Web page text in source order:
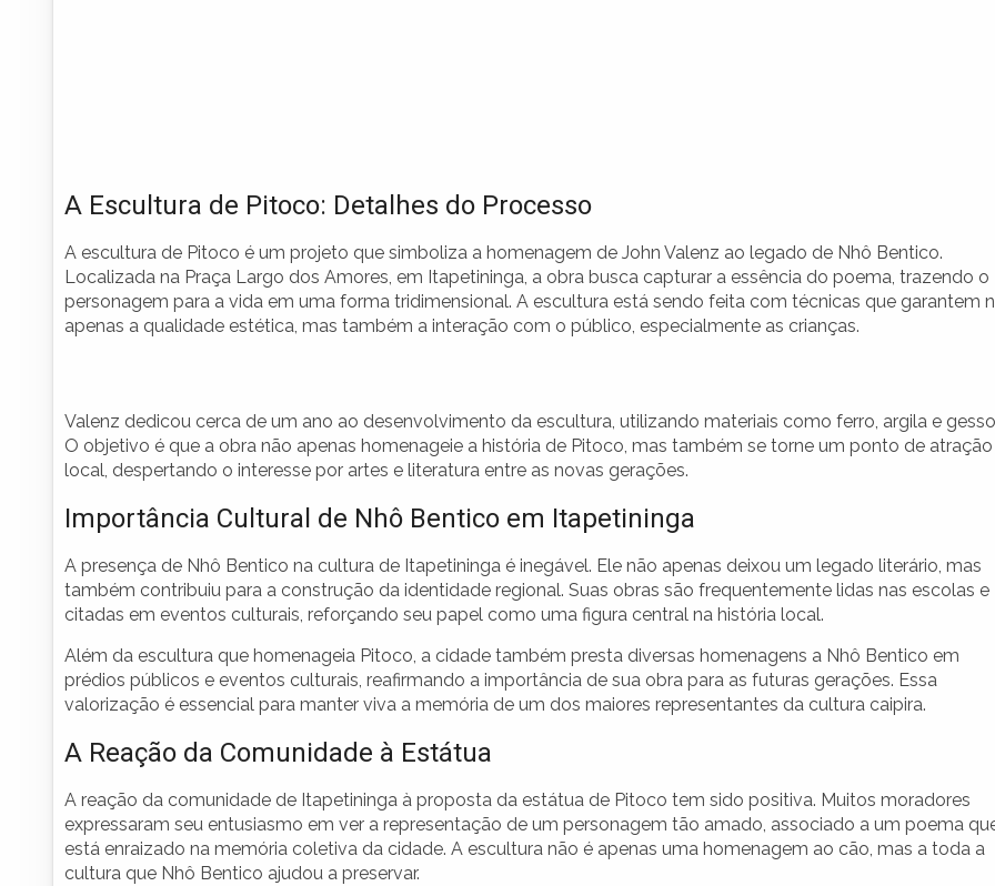
A Escultura de Pitoco: Detalhes do Processo
A escultura de Pitoco é um projeto que simboliza a homenagem de John Valenz ao legado de Nhô Bentico.
Localizada na Praça Largo dos Amores, em Itapetininga, a obra busca capturar a essência do poema, trazendo o
personagem para a vida em uma forma tridimensional. A escultura está sendo feita com técnicas que garantem
apenas a qualidade estética, mas também a interação com o público, especialmente as crianças.
Valenz dedicou cerca de um ano ao desenvolvimento da escultura, utilizando materiais como ferro, argila e
O objetivo é que a obra não apenas homenageie a história de Pitoco, mas também se torne um ponto de atração
local, despertando o interesse por artes e literatura entre as novas gerações.
Importância Cultural de Nhô Bentico em Itapetininga
A presença de Nhô Bentico na cultura de Itapetininga é inegável. Ele não apenas deixou um legado literário, mas
também contribuiu para a construção da identidade regional. Suas obras são frequentemente lidas nas escolas e
citadas em eventos culturais, reforçando seu papel como uma figura central na história local.
Além da escultura que homenageia Pitoco, a cidade também presta diversas homenagens a Nhô Bentico em
prédios públicos e eventos culturais, reafirmando a importância de sua obra para as futuras gerações. Essa
valorização é essencial para manter viva a memória de um dos maiores representantes da cultura caipira.
A Reação da Comunidade à Estátua
A reação da comunidade de Itapetininga à proposta da estátua de Pitoco tem sido positiva. Muitos moradores
expressaram seu entusiasmo em ver a representação de um personagem tão amado, associado a um poema
está enraizado na memória coletiva da cidade. A escultura não é apenas uma homenagem ao cão, mas a toda a
cultura que Nhô Bentico ajudou a preservar.